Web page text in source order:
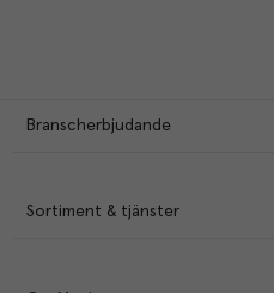
Branscherbjudande
Sortiment & tjänster